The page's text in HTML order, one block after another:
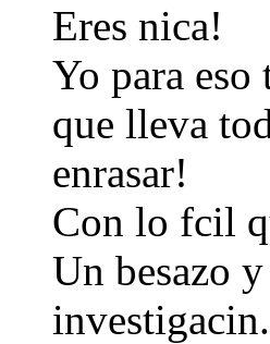
Eres nica!
Yo para
que lleva
enrasar!
Con lo fcil
Un besazo
investigacin.